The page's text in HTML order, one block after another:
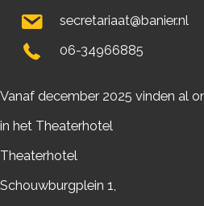
secretariaat@banier.nl
06-34966885
Vanaf december 2025 vinden al
in het Theaterhotel
Theaterhotel
Schouwburgplein 1,